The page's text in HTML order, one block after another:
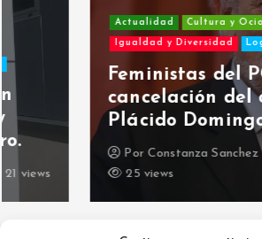
Cultura y Ocio Eventos y
Igualdad y Diversidad Logroño
Feministas del PCE-IU
cancelación del
Plácido Domingo en
Constanza Sanchez
mayo 13,
25 views